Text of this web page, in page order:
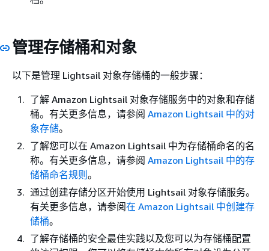
管理存储桶和对象
以下是管理 Lightsail 对象存储桶的一般步骤：
了解 Amazon Lightsail 对象存储服务中的对象和存储
桶。有关更多信息，请参阅 Amazon Lightsail 中的对
象存储。
了解您可以在 Amazon Lightsail 中为存储桶命名的名
称。有关更多信息，请参阅 Amazon Lightsail 中的存
储桶命名规则 。
通过创建存储分区开始使用 Lightsail 对象存储服务。
有关更多信息，请参阅在 Amazon Lightsail 中创建存
储桶。
了解存储桶的安全最佳实践以及您可以为存储桶配置